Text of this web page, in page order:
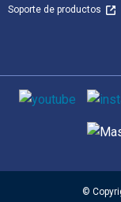
Soporte de productos
Medios de
Métodos de pago
©